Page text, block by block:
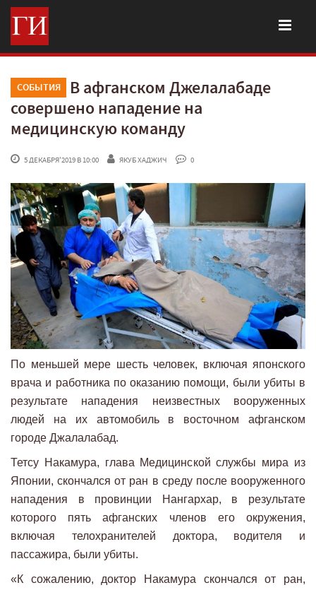
СОБЫТИЯ
В афганском Джелалабаде
совершено нападение на
медицинскую команду
5 ДЕКАБРЯ'2019 В 10:00 ЯКУБ ХАДЖИЧ 0
По меньшей мере шесть человек, включая японского
врача и работника по оказанию помощи, были убиты в
результате нападения неизвестных вооруженных
людей на их автомобиль в восточном афганском
городе Джалалабад.
Тетсу Накамура, глава Медицинской службы мира из
Японии, скончался от ран в среду после вооруженного
нападения в провинции Нангархар, в результате
которого пять афганских членов его окружения,
включая телохранителей доктора, водителя и
пассажира, были убиты.
«К сожалению, доктор Накамура скончался от ран,